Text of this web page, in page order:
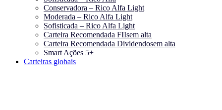
Conservadora – Rico Alfa Light
Moderada – Rico Alfa Light
Sofisticada – Rico Alfa Light
Carteira Recomendada FIIsem alta
Carteira Recomendada Dividendosem alta
Smart Ações 5+
Carteiras globais